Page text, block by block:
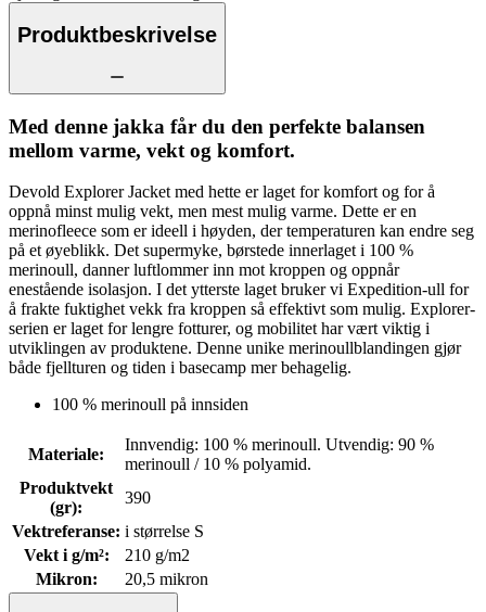
Produktbeskrivelse
Med denne jakka får du den perfekte balansen
mellom varme, vekt og komfort.
Devold Explorer Jacket med hette er laget for komfort og for å
oppnå minst mulig vekt, men mest mulig varme. Dette er en
merinofleece som er ideell i høyden, der temperaturen kan endre seg
på et øyeblikk. Det supermyke, børstede innerlaget i 100 %
merinoull, danner luftlommer inn mot kroppen og oppnår
enestående isolasjon. I det ytterste laget bruker vi Expedition-ull for
å frakte fuktighet vekk fra kroppen så effektivt som mulig. Explorer-
serien er laget for lengre fotturer, og mobilitet har vært viktig i
utviklingen av produktene. Denne unike merinoullblandingen gjør
både fjellturen og tiden i basecamp mer behagelig.
100 % merinoull på innsiden
Materiale:
Innvendig: 100 % merinoull. Utvendig: 90 %
merinoull / 10 % polyamid.
Produktvekt
(gr):
390
Vektreferanse: i størrelse S
Vekt i g/m²:
210 g/m2
Mikron: 20,5 mikron